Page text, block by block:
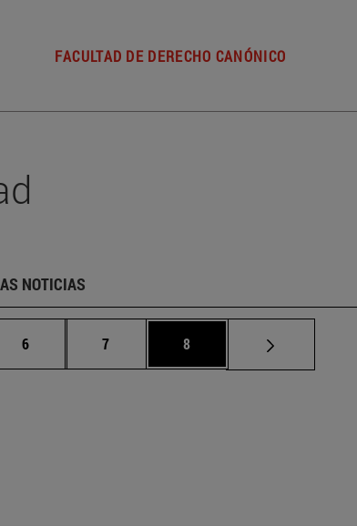
FACULTAD DE DERECHO CANÓNICO
NOTICIAS
intermedias Use TAB para desplazarse.
Página
6 Página
7 Página
8